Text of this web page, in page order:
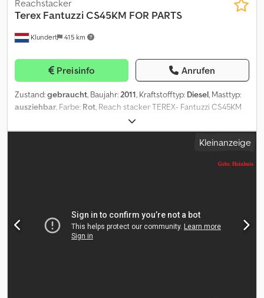
Klundert 415 km
Reachstacker
Terex Fantuzzi CS45KM FOR PARTS
Preisinfo Anrufen
Zustand:gebraucht, Baujahr:2011, Kraftstofftyp: Diesel, Masttyp:
ausziehbar, Farbe: Rot, Reach stacker TEREX- Fantuzzi CS45KM
for parts Minor fire damage to engine compartment Year 2011
Dedpfx Anowr Dt Esmjwa = Weitere Informationen = Baujahr: 2011
Leergewicht: 75.720 kg Hubkapazität: 45.000 kg Allgemeiner
mäßig Preis: Auf Anfrage Wenden Sie sich an Corne van Dueren
Kleinanzeige